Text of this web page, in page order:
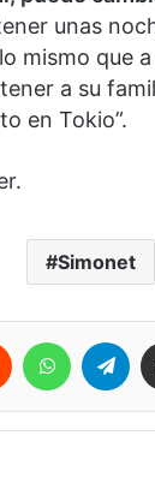
unas
mismo que
a su
en Tokio”.
Simonet
Reddit